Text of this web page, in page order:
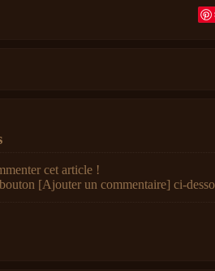
cet article !
[Ajouter un commentaire] ci-